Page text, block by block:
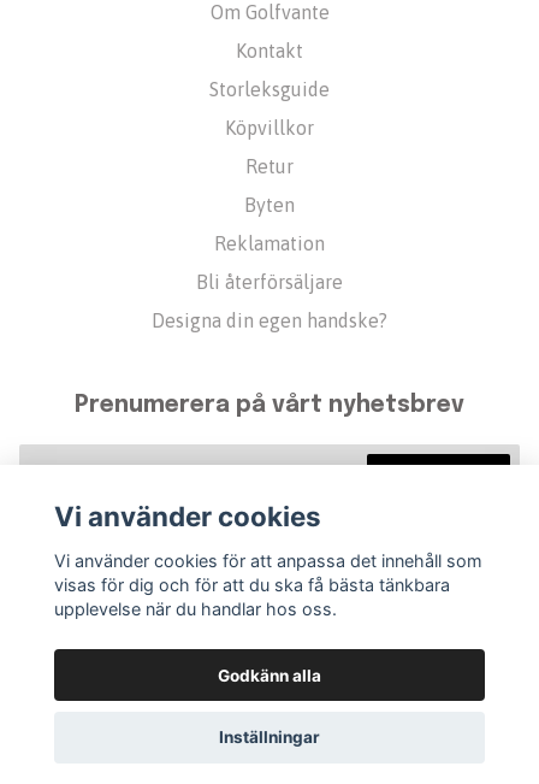
Om Golfvante
Kontakt
Storleksguide
Köpvillkor
Retur
Byten
Reklamation
Bli återförsäljare
Designa din egen handske?
Prenumerera på vårt nyhetsbrev
© 2026 Golfvante–Powered by Quickbutik
Vi använder cookies
Vi använder cookies för att anpassa det innehåll som
visas för dig och för att du ska få bästa tänkbara
upplevelse när du handlar hos oss.
Godkänn alla
Inställningar